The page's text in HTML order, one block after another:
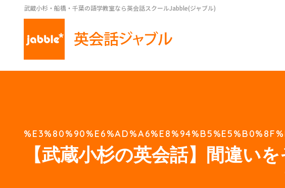
武蔵小杉・船橋・千葉の語学教室なら英会話スクールJabble(ジャブル)
【武蔵小杉の英会話】間違い